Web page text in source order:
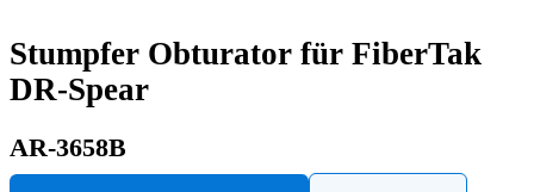
Stumpfer Obturator für FiberTak
DR-Spear
AR-3658B